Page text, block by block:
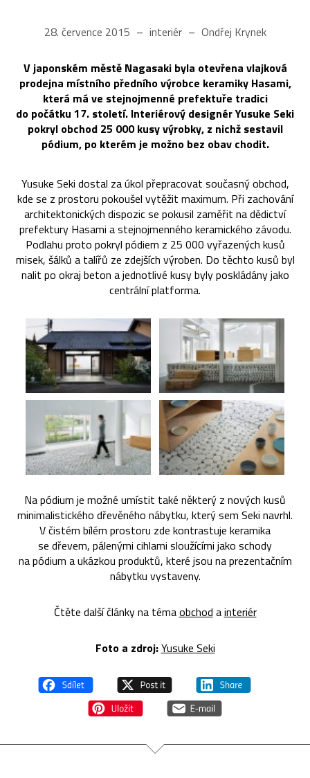
28. července 2015 interiér Ondřej Krynek
V japonském městě Nagasaki byla otevřena vlajková
prodejna místního předního výrobce keramiky Hasami,
která má ve stejnojmenné prefektuře tradici
do počátku 17. století. Interiérový designér Yusuke Seki
pokryl obchod 25 000 kusy výrobky, z nichž sestavil
pódium, po kterém je možno bez obav chodit.
Yusuke Seki dostal za úkol přepracovat současný obchod,
kde se z prostoru pokoušel vytěžit maximum. Při zachování
architektonických dispozic se pokusil zaměřit na dědictví
prefektury Hasami a stejnojmenného keramického závodu.
Podlahu proto pokryl pódiem z 25 000 vyřazených kusů
misek, šálků a talířů ze zdejších výroben. Do těchto kusů byl
nalit po okraj beton a jednotlivé kusy byly poskládány jako
centrální platforma.
Na pódium je možné umístit také některý z nových kusů
minimalistického dřevěného nábytku, který sem Seki navrhl.
V čistém bílém prostoru zde kontrastuje keramika
se dřevem, pálenými cihlami sloužícími jako schody
na pódium a ukázkou produktů, které jsou na prezentačním
nábytku vystaveny.
Čtěte další články na témaobchod ainteriér
Foto a zdroj:Yusuke Seki